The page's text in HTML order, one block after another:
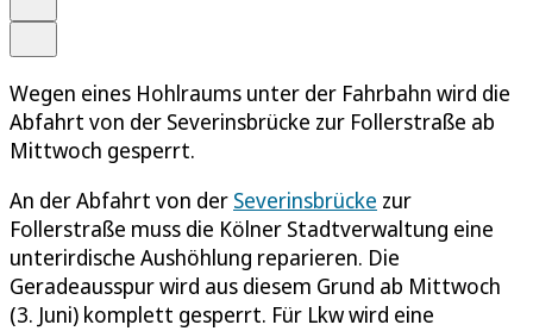
Wegen eines Hohlraums unter der Fahrbahn wird die
Abfahrt von der Severinsbrücke zur Follerstraße ab
Mittwoch gesperrt.
An der Abfahrt von der Severinsbrücke zur
Follerstraße muss die Kölner Stadtverwaltung eine
unterirdische Aushöhlung reparieren. Die
Geradeausspur wird aus diesem Grund ab Mittwoch
(3. Juni) komplett gesperrt. Für Lkw wird eine